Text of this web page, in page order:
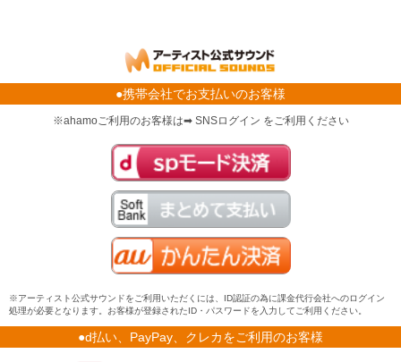
●携帯会社でお支払いのお客様
※ahamoご利用のお客様は➡ SNSログイン をご利用ください
※アーティスト公式サウンドをご利用いただくには、ID認証の為に課金代行会社へのログイン
処理が必要となります。お客様が登録されたID・パスワードを入力してご利用ください。
●d払い、PayPay、クレカをご利用のお客様